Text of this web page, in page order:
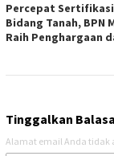
Percepat Sertifikasi
Bidang Tanah, BPN
Raih Penghargaan
Tinggalkan
Alamat email Anda tidak